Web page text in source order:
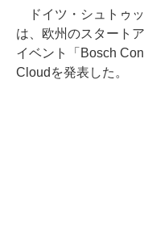
ドイツ・シュトゥ
は、欧州のスタート
イベント「Bosch
Cloudを発表した。